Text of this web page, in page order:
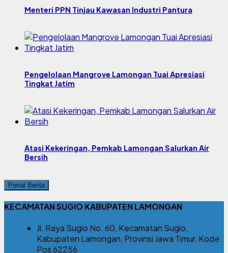
Menteri PPN Tinjau Kawasan Industri Pantura
Pengelolaan Mangrove Lamongan Tuai Apresiasi
Tingkat Jatim
Atasi Kekeringan, Pemkab Lamongan Salurkan Air
Bersih
Portal Berita
KECAMATAN SUGIO KABUPATEN LAMONGAN
Jl. Raya Sugio No. 60, Kecamatan Sugio,
Kabupaten Lamongan, Provinsi Jawa Timur, Kode
Pos 62256